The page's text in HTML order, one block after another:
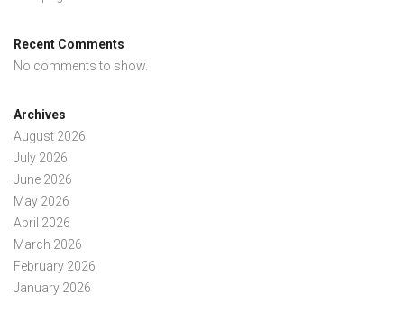
Recent Comments
No comments to show.
Archives
August 2026
July 2026
June 2026
May 2026
April 2026
March 2026
February 2026
January 2026